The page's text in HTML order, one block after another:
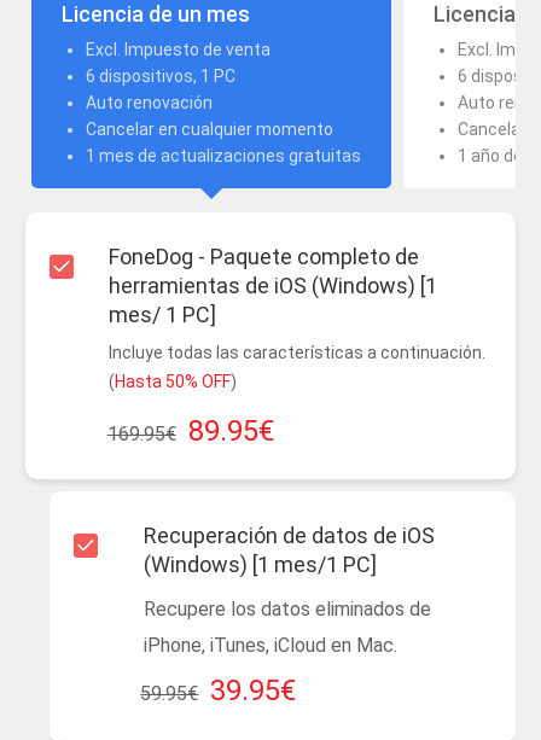
Licencia de un mes
Excl. Impuesto de venta
6 dispositivos, 1 PC
Auto renovación
Cancelar en cualquier momento
1 mes de actualizaciones gratuitas
Licencia
Excl.
6
Auto
Cancelar
1 año de
FoneDog - Paquete completo de
herramientas de iOS (Windows) [1
mes/ 1 PC]
Incluye todas las características a continuación.
(Hasta 50% OFF)
89.95€
169.95€
Recuperación de datos de iOS
(Windows) [1 mes/1 PC]
Recupere los datos eliminados de
iPhone, iTunes, iCloud en Mac.
39.95€
59.95€